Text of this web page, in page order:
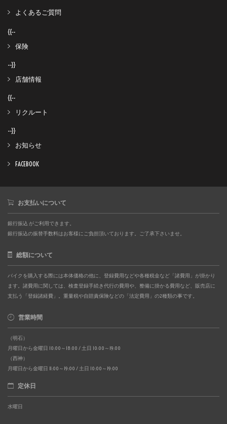
よくあるご質問
{{--
保険
--}}
店舗情報
{{--
リクルート
--}}
お知らせ
FACEBOOK
お支払いについて
銀行振込 がご利用できます。
銀行振込の振替手数料はお客様にご負担頂いております。ご了承下さいませ。
総額について
バイクを購入する際には本体価格の他に、登録費用などや各種税金など「諸費用」が掛かり
ます。諸費用に関しては、検査登録手続き代行の費用や、整備に掛かる費用など、販売店に
支払う「登録諸経費」。重量税や自賠責保険などの「法定費用」の2種類の事です。
営業時間
（明石）
月曜日から金曜日 10:00～18:00 / 土日 10:00～19:00
（西神）
月曜日から金曜日 11:00～19:00 / 土日 10:00～19:00
定休日
水曜日